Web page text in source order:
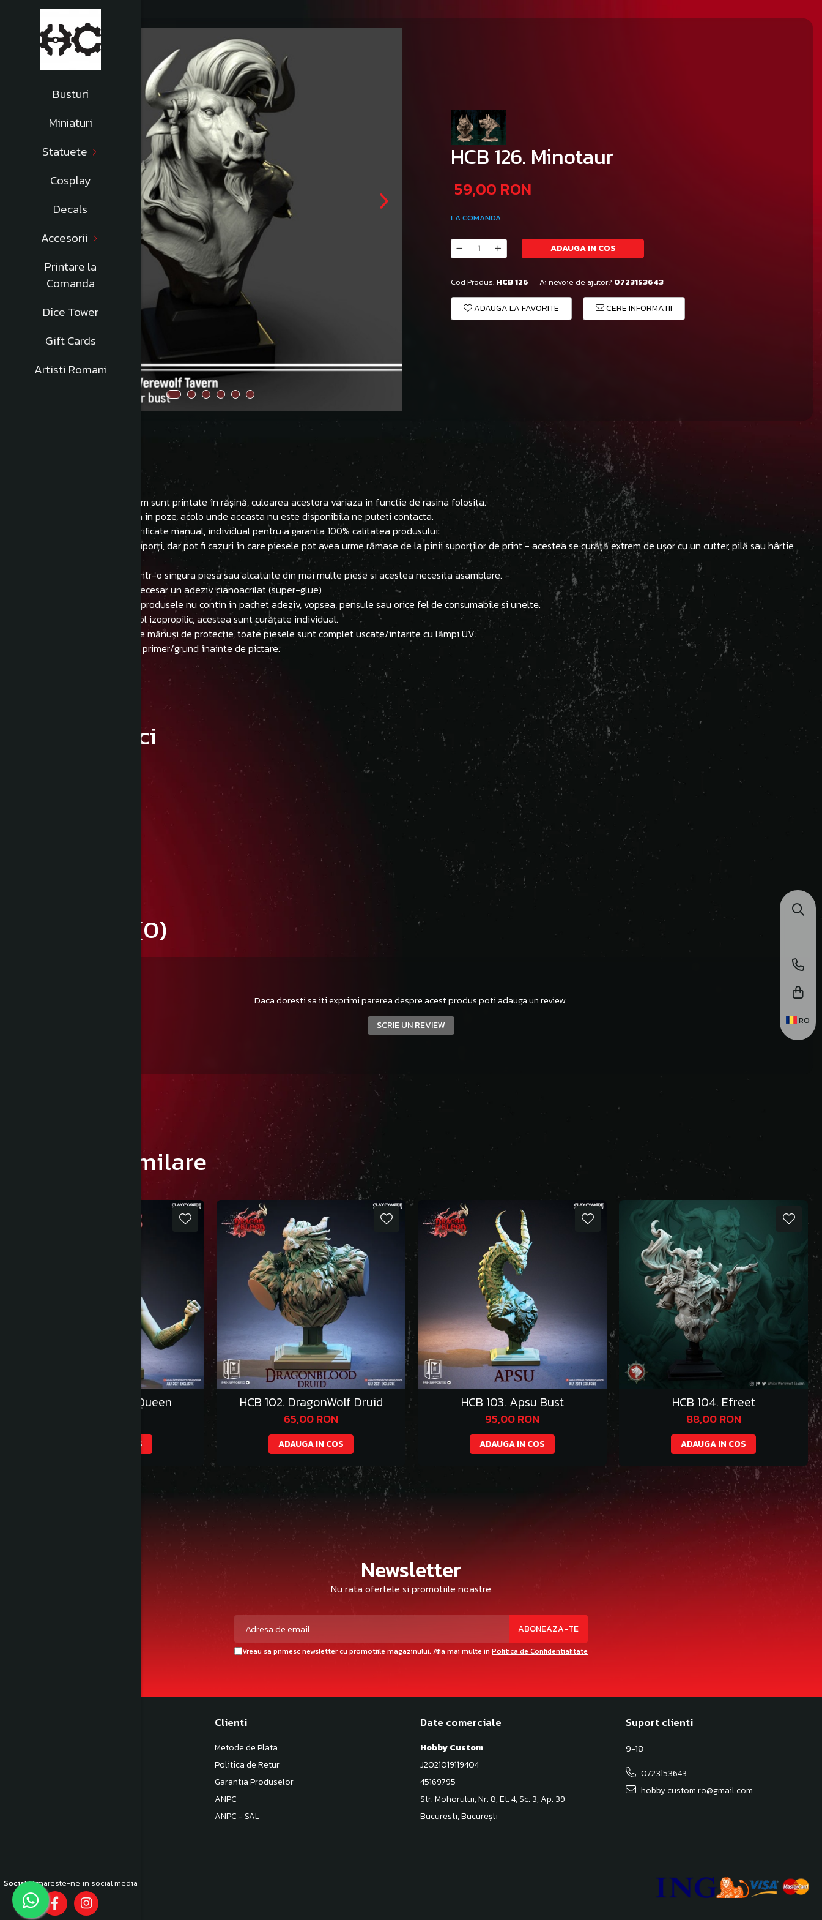
RO
Busturi
Miniaturi
Statuete
Cosplay
Decals
Accesorii
Printare la
Comanda
Dice Tower
Gift Cards
Artisti Romani
SocialUrmareste-ne in social media
HCB 126. Minotaur
59,00 RON
LA COMANDA
ADAUGA IN COS
Cod Produs: HCB 126 Ai nevoie de ajutor? 0723153643
ADAUGA LA FAVORITE CERE INFORMATII
Toate miniaturile Hobby Custom sunt printate în rășină, culoarea acestora variaza in functie de rasina folosita.
Inaltimea acestora este afisata in poze, acolo unde aceasta nu este disponibila ne puteti contacta.
După printare acestea sunt verificate manual, individual pentru a garanta 100% calitatea produsului:
- Miniatura vine curățată de suporți, dar pot fi cazuri în care piesele pot avea urme rămase de la pinii suporților de print - acestea se curăță extrem de ușor cu un cutter, pilă sau hârtie
- Produsele printate pot veni intr-o singura piesa sau alcatuite din mai multe piese si acestea necesita asamblare.
- Pentru lipirea pieselor este necesar un adeziv cianoacrilat (super-glue)
-Trebuie sa aveti in vedere ca produsele nu contin in pachet adeziv, vopsea, pensule sau orice fel de consumabile si unelte.
- NU necesită curățare cu alcool izopropilic, acestea sunt curățate individual.
- NU este necesară purtarea de mănuși de protecție, toate piesele sunt complet uscate/intarite cu lămpi UV.
- Se recomandă folosirea unui primer/grund înainte de pictare.
Caracteristici
(0)
Daca doresti sa iti exprimi parerea despre acest produs poti adauga un review.
SCRIE UN REVIEW
Produse similare
HCB 101. Dragon Queen
ADAUGA IN COS
HCB 102. DragonWolf Druid
65,00 RON
ADAUGA IN COS
HCB 103. Apsu Bust
95,00 RON
ADAUGA IN COS
HCB 104. Efreet
88,00 RON
ADAUGA IN COS
Newsletter
Nu rata ofertele si promotiile noastre
Vreau sa primesc newsletter cu promotiile magazinului. Afla mai multe in Politica de Confidentialitate
Clienti
Metode de Plata
Politica de Retur
Garantia Produselor
ANPC
ANPC - SAL
Date comerciale
Hobby Custom
J2021019119404
45169795
Str. Mohorului, Nr. 8, Et. 4, Sc. 3, Ap. 39
Bucuresti, București
Suport clienti
9-18
0723153643
hobby.custom.ro@gmail.com
©Copyright Hobby Custom 2024
Platforma E-commerce by Gomag